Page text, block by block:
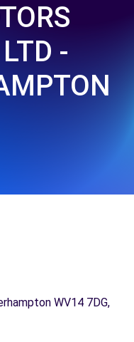
-
WV14 7DG,